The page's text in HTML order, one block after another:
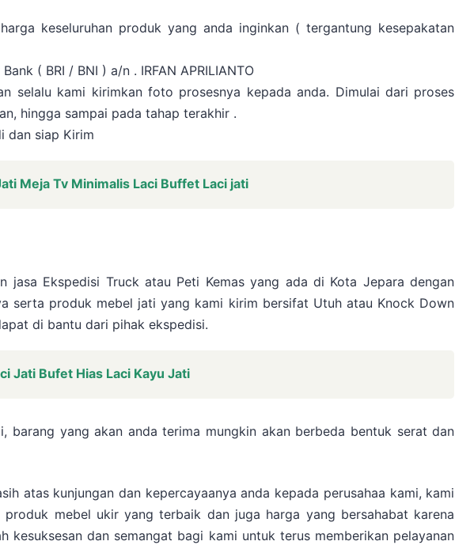
keseluruhan produk yang anda inginkan ( tergantung kesepakatan
( BRI / BNI ) a/n . IRFAN APRILIANTO
selalu kami kirimkan foto prosesnya kepada anda. Dimulai dari proses
hingga sampai pada tahap terakhir .
dan siap Kirim
Meja Tv Minimalis Laci Buffet Laci jati
jasa Ekspedisi Truck atau Peti Kemas yang ada di Kota Jepara dengan
serta produk mebel jati yang kami kirim bersifat Utuh atau Knock Down
di bantu dari pihak ekspedisi.
Jati Bufet Hias Laci Kayu Jati
barang yang akan anda terima mungkin akan berbeda bentuk serat dan
atas kunjungan dan kepercayaanya anda kepada perusahaa kami, kami
mebel ukir yang terbaik dan juga harga yang bersahabat karena
kesuksesan dan semangat bagi kami untuk terus memberikan pelayanan